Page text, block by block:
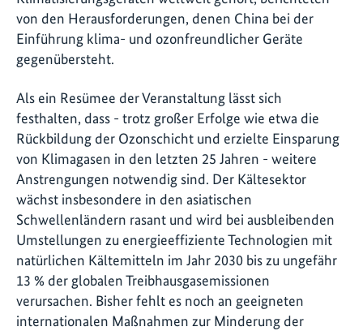
von den Herausforderungen, denen China bei der
Einführung klima- und ozonfreundlicher Geräte
gegenübersteht.
Als ein Resümee der Veranstaltung lässt sich
festhalten, dass - trotz großer Erfolge wie etwa die
Rückbildung der Ozonschicht und erzielte Einsparung
von Klimagasen in den letzten 25 Jahren - weitere
Anstrengungen notwendig sind. Der Kältesektor
wächst insbesondere in den asiatischen
Schwellenländern rasant und wird bei ausbleibenden
Umstellungen zu energieeffiziente Technologien mit
natürlichen Kältemitteln im Jahr 2030 bis zu ungefähr
13 % der globalen Treibhausgasemissionen
verursachen. Bisher fehlt es noch an geeigneten
internationalen Maßnahmen zur Minderung der